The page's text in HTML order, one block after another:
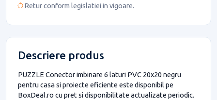
Retur conform legislatiei in vigoare.
Descriere produs
PUZZLE Conector imbinare 6 laturi PVC 20x20 negru
pentru casa si proiecte eficiente este disponibil pe
BoxDeal.ro cu pret si disponibilitate actualizate periodic.